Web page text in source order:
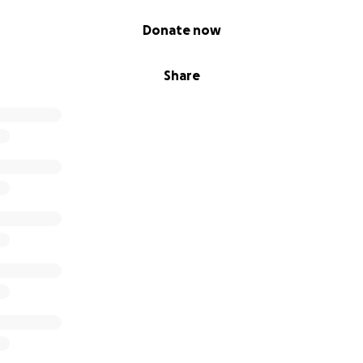
Share
Donate now